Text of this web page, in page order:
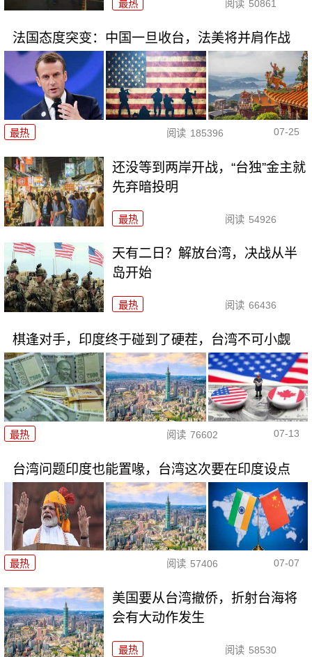
最热 阅读 50861
法国态度突变：中国一旦收台，法美将并肩作战
最热 阅读 185396 07-25
还没等到两岸开战，“台独”金主就
先弃暗投明
最热 阅读 54926
天有二日？解放台湾，决战从半
岛开始
最热 阅读 66436
棋逢对手，印度终于碰到了硬茬，台湾不可小觑
最热 阅读 76602 07-13
台湾问题印度也能置喙，台湾这次要在印度设点
最热 阅读 57406 07-07
美国要从台湾撤侨，折射台海将
会有大动作发生
最热 阅读 58530